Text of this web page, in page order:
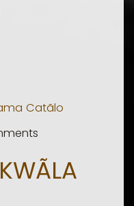
Catãlo